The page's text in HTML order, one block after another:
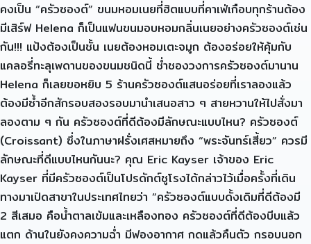
คงเป็น “ครัวซองต์” ขนมหอมเนยที่ฮิตแบบที่คาเฟ่เกือบทุกร้านต้อง
มีเสิร์ฟ Helena ก็เป็นแฟนขนมอบหอมกลิ่นเนยอย่างครัวซองต์เช่น
กัน!!! แป้งต้องเป็นชั้น เนยต้องหอมเตะจมูก ต้องอร่อยให้คุ้มกับ
แคลอรี่ทะลุเพดานของขนมชนิดนี้ ช่ำชองวงการครัวซองต์มานาน
Helena ก็เลยขอหยิบ 5 ร้านครัวซองต์แสนอร่อยที่เราลองแล้ว
ต้องมีซ้ำอีกสักรอบสองรอบมานำเสนอสาว ๆ สายหวานให้ไปสั่งมา
ลองตาม ๆ กัน ครัวซองต์ที่ดีต้องมีลักษณะแบบไหน? ครัวซองต์
(Croissant) ซึ่งในภาษาฝรั่งเศสหมายถึง “พระจันทร์เสี้ยว” ควรมี
ลักษณะที่ดีแบบไหนกันนะ? คุณ Eric Kayser เจ้าของ Eric
Kayser ที่มีครัวซองต์เป็นโปรดักต์ชูโรงได้กล่าวไว้เมื่อครั้งที่เดิน
ทางมาเปิดสาขาในประเทศไทยว่า “ครัวซองต์แบบดั้งเดิมที่ดีต้องมี
2 สีเสมอ คือน้ำตาลเข้มและเหลืองทอง ครัวซองต์ที่ดีต้องบีบแล้ว
แตก ด้านในยังคงความฉ่ำ มีฟองอากาศ กดแล้วคืนตัว กรอบนอก